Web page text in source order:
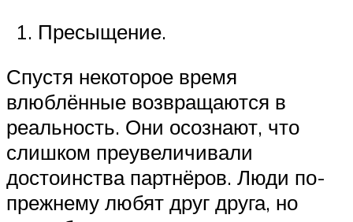
Пресыщение.
Спустя некоторое время
влюблённые возвращаются в
реальность. Они осознают, что
слишком преувеличивали
достоинства партнёров. Люди по-
прежнему любят друг друга, но